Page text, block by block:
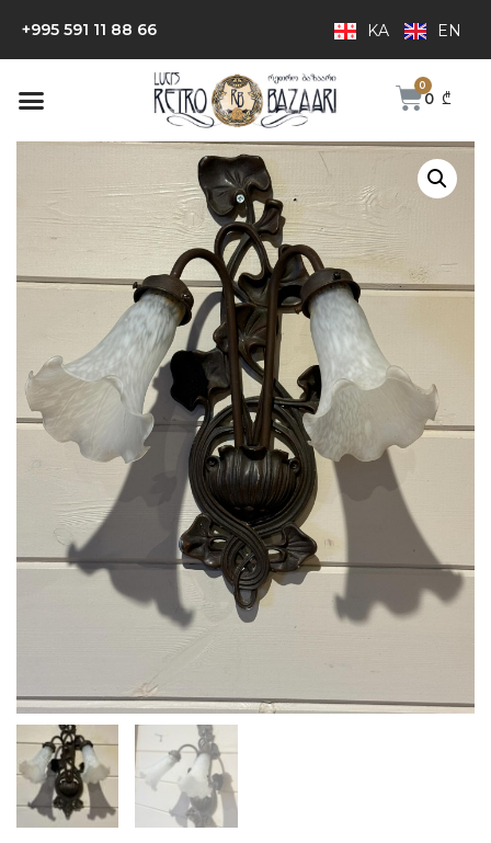
+995 591 11 88 66 KA EN
0 ₾